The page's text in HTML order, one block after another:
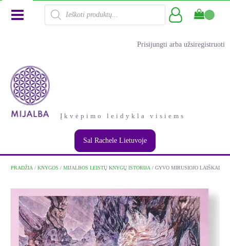
Products
search
Prisijungti arba užsiregistruoti
Įkvėpimo leidykla visiems
Sal Rachele Lietuvoje
PRADŽIA / KNYGOS / MIJALBOS LEISTŲ KNYGŲ ISTORIJA / GYVO MIRUSIOJO LAIŠKAI